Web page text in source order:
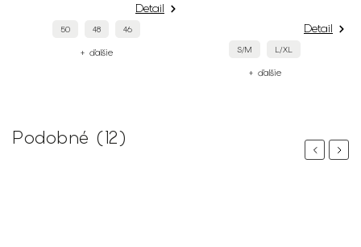
Detail
50 48 46
+ ďalšie
Detail
S/M L/XL
+ ďalšie
Podobné (12)
PreviousNext